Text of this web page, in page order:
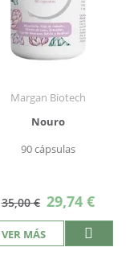
Margan Biotech
Nouro
90 cápsulas
35,00 € Precio
especial
29,74 €
VER MÁS